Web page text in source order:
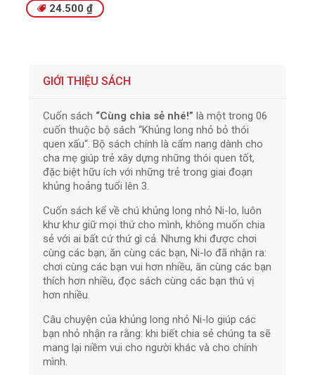
24.500 ₫
GIỚI THIỆU SÁCH
Cuốn sách “Cùng chia sẻ nhé!” là một trong 06
cuốn thuộc bộ sách “Khủng long nhỏ bỏ thói
quen xấu“. Bộ sách chính là cẩm nang dành cho
cha mẹ giúp trẻ xây dựng những thói quen tốt,
đặc biệt hữu ích với những trẻ trong giai đoạn
khủng hoảng tuổi lên 3.
Cuốn sách kể về chú khủng long nhỏ Ni-lo, luôn
khư khư giữ mọi thứ cho mình, không muốn chia
sẻ với ai bất cứ thứ gì cả. Nhưng khi được chơi
cùng các bạn, ăn cùng các bạn, Ni-lo đã nhận ra:
chơi cùng các bạn vui hơn nhiều, ăn cùng các bạn
thích hơn nhiều, đọc sách cùng các bạn thú vị
hơn nhiều.
Câu chuyện của khủng long nhỏ Ni-lo giúp các
bạn nhỏ nhận ra rằng: khi biết chia sẻ chúng ta sẽ
mang lại niềm vui cho người khác và cho chính
mình.